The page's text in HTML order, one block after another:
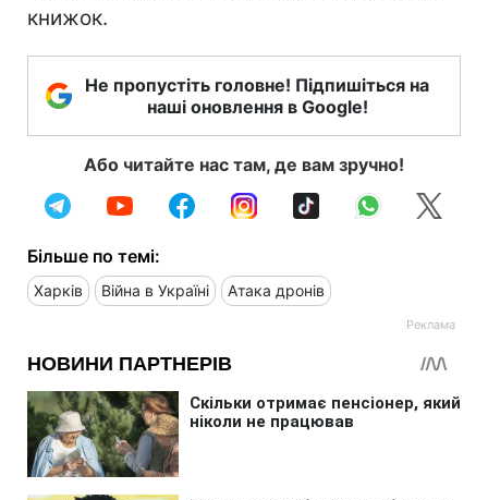
книжок.
Не пропустіть головне! Підпишіться на
наші оновлення в Google!
Або читайте нас там, де вам зручно!
Більше по темі:
Харків Війна в Україні Атака дронів